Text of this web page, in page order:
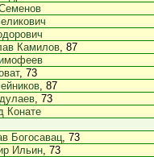
Камилов, 87
, 73
, 87
, 73
Конате
Богосавац, 73
Ильин, 73